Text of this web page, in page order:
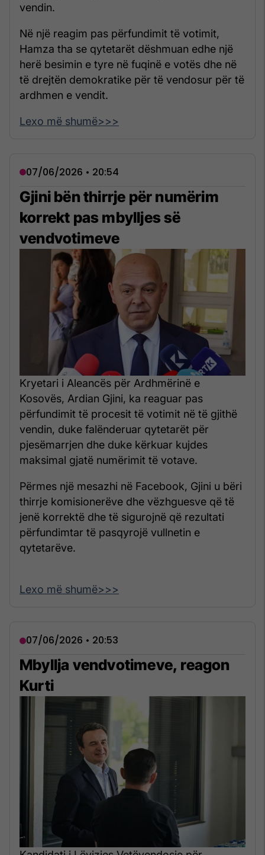
vendin.
Në një reagim pas përfundimit të votimit,
Hamza tha se qytetarët dëshmuan edhe një
herë besimin e tyre në fuqinë e votës dhe në
të drejtën demokratike për të vendosur për të
ardhmen e vendit.
Lexo më shumë>>>
07/06/2026 • 20:54
Gjini bën thirrje për numërim
korrekt pas mbylljes së
vendvotimeve
Kryetari i Aleancës për Ardhmërinë e
Kosovës, Ardian Gjini, ka reaguar pas
përfundimit të procesit të votimit në të gjithë
vendin, duke falënderuar qytetarët për
pjesëmarrjen dhe duke kërkuar kujdes
maksimal gjatë numërimit të votave.
Përmes një mesazhi në Facebook, Gjini u bëri
thirrje komisionerëve dhe vëzhguesve që të
jenë korrektë dhe të sigurojnë që rezultati
përfundimtar të pasqyrojë vullnetin e
qytetarëve.
Lexo më shumë>>>
07/06/2026 • 20:53
Mbyllja vendvotimeve, reagon
Kurti